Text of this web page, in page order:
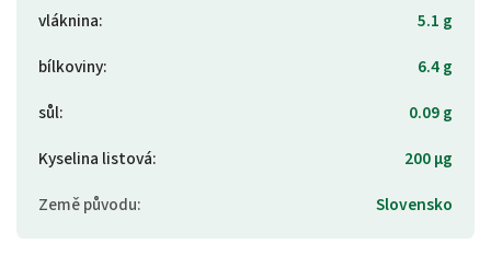
vláknina:
5.1 g
bílkoviny:
6.4 g
sůl:
0.09 g
Kyselina listová:
200 µg
Země původu: Slovensko